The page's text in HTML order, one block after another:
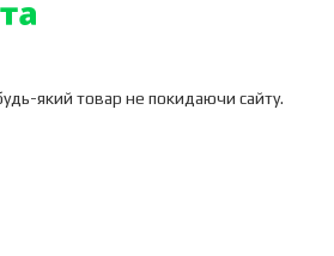
який товар не покидаючи сайту.